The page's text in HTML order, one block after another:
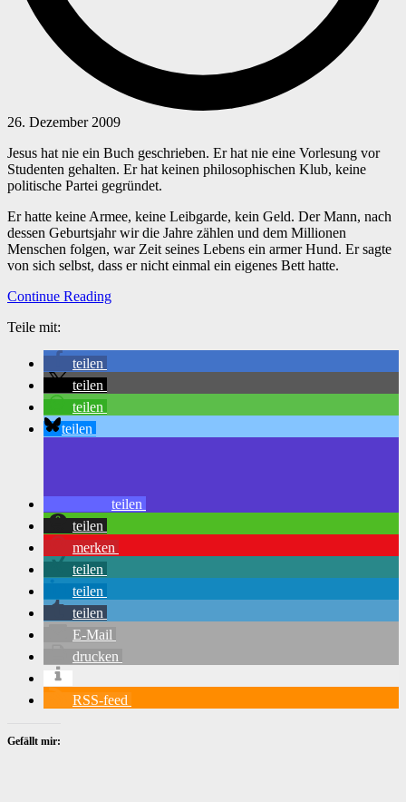
26. Dezember 2009
Jesus hat nie ein Buch geschrieben. Er hat nie eine Vorlesung vor
Studenten gehalten. Er hat keinen philosophischen Klub, keine
politische Partei gegründet.
Er hatte keine Armee, keine Leibgarde, kein Geld. Der Mann, nach
dessen Geburtsjahr wir die Jahre zählen und dem Millionen
Menschen folgen, war Zeit seines Lebens ein armer Hund. Er sagte
von sich selbst, dass er nicht einmal ein eigenes Bett hatte.
Continue Reading
Teile mit:
teilen
teilen
teilen
teilen
teilen
teilen
merken
teilen
teilen
teilen
E-Mail
drucken
RSS-feed
Gefällt mir: